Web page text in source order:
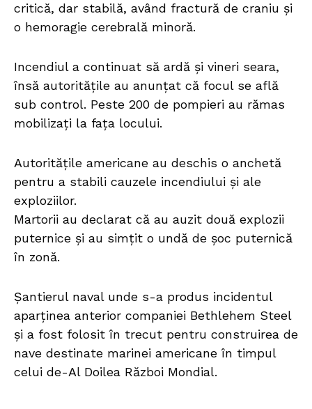
critică, dar stabilă, având fractură de craniu și
o hemoragie cerebrală minoră.
Incendiul a continuat să ardă și vineri seara,
însă autoritățile au anunțat că focul se află
sub control. Peste 200 de pompieri au rămas
mobilizați la fața locului.
Autoritățile americane au deschis o anchetă
pentru a stabili cauzele incendiului și ale
exploziilor.
Martorii au declarat că au auzit două explozii
puternice și au simțit o undă de șoc puternică
în zonă.
Șantierul naval unde s-a produs incidentul
aparținea anterior companiei Bethlehem Steel
și a fost folosit în trecut pentru construirea de
nave destinate marinei americane în timpul
celui de-Al Doilea Război Mondial.